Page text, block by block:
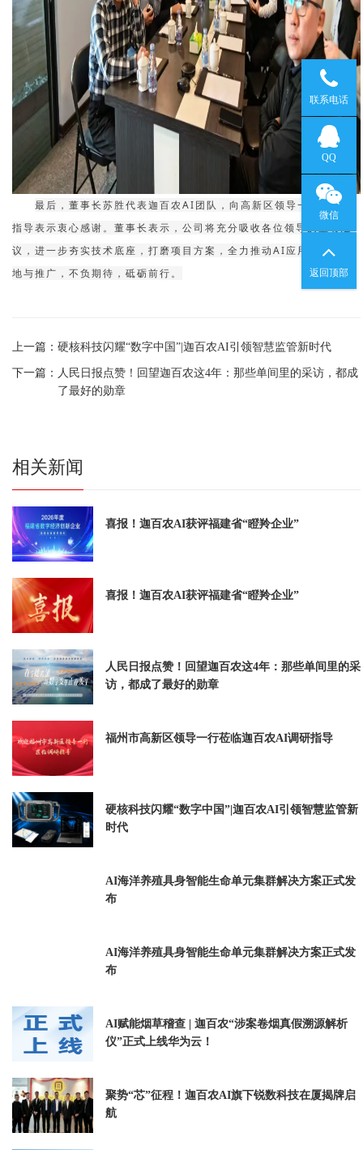
最后，董事长苏胜代表迦百农AI团队，向高新区领导一行的悉心
指导表示衷心感谢。董事长表示，公司将充分吸收各位领导的宝贵建
议，进一步夯实技术底座，打磨项目方案，全力推动AI应用场景的落
地与推广，不负期待，砥砺前行。
上一篇： 硬核科技闪耀“数字中国”|迦百农AI引领智慧监管新时代
下一篇： 人民日报点赞！回望迦百农这4年：那些单间里的采访，都成
了最好的勋章
相关新闻
喜报！迦百农AI获评福建省“瞪羚企业”
喜报！迦百农AI获评福建省“瞪羚企业”
人民日报点赞！回望迦百农这4年：那些单间里的采
访，都成了最好的勋章
福州市高新区领导一行莅临迦百农AI调研指导
硬核科技闪耀“数字中国”|迦百农AI引领智慧监管新
时代
AI海洋养殖具身智能生命单元集群解决方案正式发
布
AI海洋养殖具身智能生命单元集群解决方案正式发
布
AI赋能烟草稽查 | 迦百农“涉案卷烟真假溯源解析
仪”正式上线华为云！
聚势“芯”征程！迦百农AI旗下锐数科技在厦揭牌启
航
联系电话
QQ
微信
返回顶部